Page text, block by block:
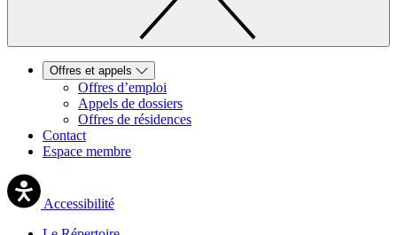
Offres et appels
Offres d’emploi
Appels de dossiers
Offres de résidences
Contact
Espace membre
Accessibilité